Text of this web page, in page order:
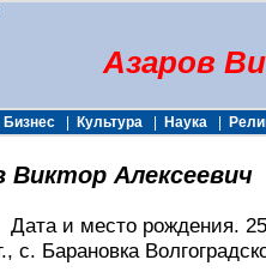
Азаров
Бизнес Культура Наука
Виктор Алексеевич
Дата и место рождения.
с. Барановка